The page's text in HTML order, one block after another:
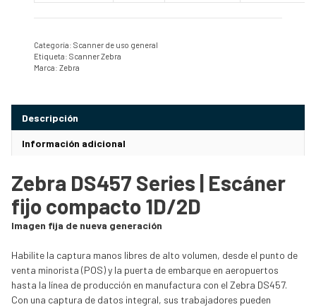
Categoría: Scanner de uso general
Etiqueta: Scanner Zebra
Marca: Zebra
Descripción
Información adicional
Zebra DS457 Series | Escáner
fijo compacto 1D/2D
Imagen fija de nueva generación
Habilite la captura manos libres de alto volumen, desde el punto de
venta minorista (POS) y la puerta de embarque en aeropuertos
hasta la línea de producción en manufactura con el Zebra DS457.
Con una captura de datos integral, sus trabajadores pueden